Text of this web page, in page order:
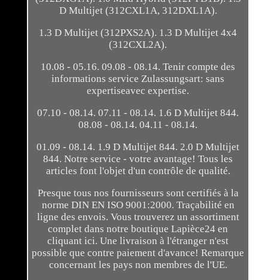
D Multijet (312CXL1A, 312DXL1A).
1.3 D Multijet (312PXS2A). 1.3 D Multijet 4x4
(312CXL2A).
10.08 - 05.16. 09.08 - 08.14. Tenir compte des
informations service Zulassungsart: sans
expertiseavec expertise.
07.10 - 08.14. 07.11 - 08.14. 1.6 D Multijet 844.
08.08 - 08.14. 04.11 - 08.14.
01.09 - 08.14. 1.9 D Multijet 844. 2.0 D Multijet
844. Notre service - votre avantage! Tous les
articles font l'objet d'un contrôle de qualité.
Presque tous nos fournisseurs sont certifiés à la
norme DIN EN ISO 9001:2000. Traçabilité en
ligne des envois. Vous trouverez un assortiment
complet dans notre boutique Lapièce24 en
cliquant ici. Une livraison à l'étranger n'est
possible que contre paiement d'avance! Remarque
concernant les pays non membres de l'UE.